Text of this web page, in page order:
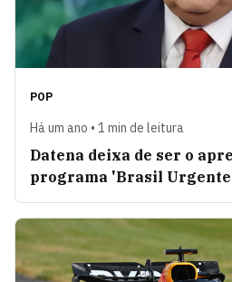
POP
Há um ano • 1 min de leitura
Datena deixa de ser o
programa 'Brasil